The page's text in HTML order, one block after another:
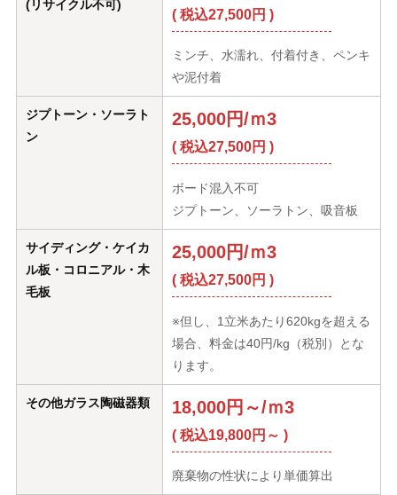
(リサイクル不可)
( 税込27,500円 )
ミンチ、水濡れ、付着付き、ペンキ
や泥付着
ジプトーン・ソーラト
ン
25,000円/ｍ3
( 税込27,500円 )
ボード混入不可
ジプトーン、ソーラトン、吸音板
サイディング・ケイカ
ル板・コロニアル・木
毛板
25,000円/ｍ3
( 税込27,500円 )
※但し、1立米あたり620kgを超える
場合、料金は40円/kg（税別）とな
ります。
その他ガラス陶磁器類 18,000円～/ｍ3
( 税込19,800円～ )
廃棄物の性状により単価算出